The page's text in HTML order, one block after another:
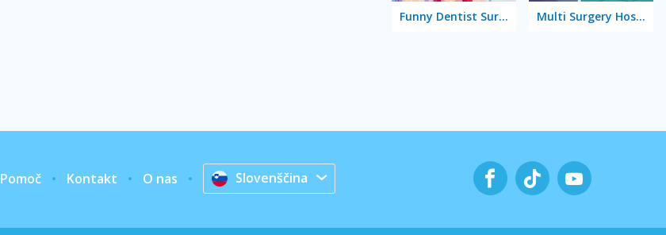
Funny Dentist Surgery Multi Surgery Hospital: Doctor Game
Pomoč Kontakt O nas Slovenščina